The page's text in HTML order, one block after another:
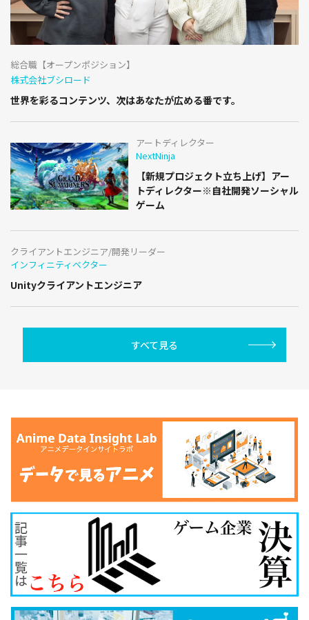
総合職【オープンポジション】
株式会社ブシロード
世界を彩るコンテンツ、次はあなたが広める番です。
アートディレクター
NextNinja
【新規プロジェクト立ち上げ】アー
トディレクター※自社開発ソーシャル
ゲーム
クライアントエンジニア/開発リーダー
インフィニティベクター
Unityクライアントエンジニア
すべて見る